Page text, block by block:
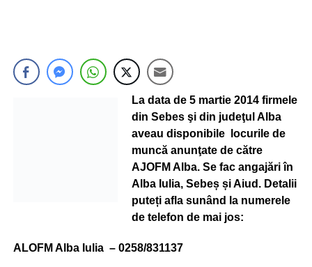
La data de 5 martie 2014 firmele
din Sebes şi din judeţul Alba
aveau disponibile locurile de
muncă anunţate de către
AJOFM Alba. Se fac angajări în
Alba Iulia, Sebeș și Aiud. Detalii
puteți afla sunând la numerele
de telefon de mai jos:
ALOFM Alba Iulia – 0258/831137